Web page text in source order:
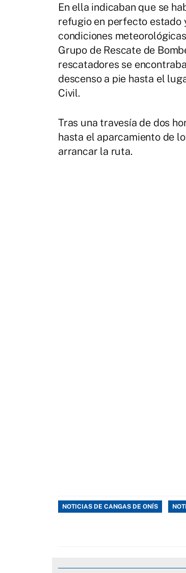
En ella indicaban que se
refugio en perfecto estado
condiciones
Grupo de Rescate de
rescatadores se
descenso a pie hasta el
Civil.
Tras una travesía de dos
hasta el aparcamiento de
arrancar la ruta.
NOTICIAS DE CANGAS DE ONÍS